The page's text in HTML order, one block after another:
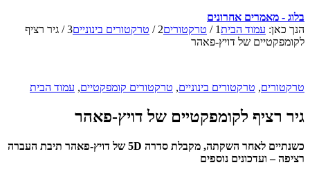
בלוג - מאמרים אחרונים
הנך כאן: עמוד הבית1
/ טרקטורים2
/ טרקטורים בינוניים3
/ גיר רציף
לקומפקטיים של דויץ-פאהר
טרקטורים, טרקטורים בינוניים, טרקטורים קומפקטיים, עמוד הבית
גיר רציף לקומפקטיים של דויץ-פאהר
כשנתיים לאחר השקתה, מקבלת סדרה 5D של דויץ-פאהר תיבת העברה
רציפה – ועדכונים נוספים